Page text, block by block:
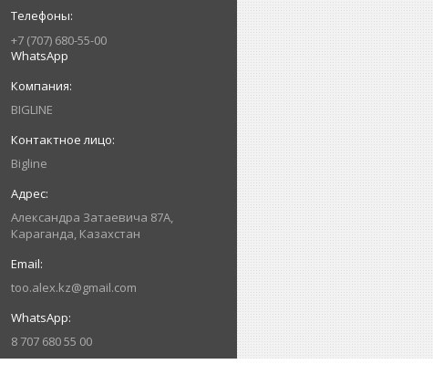
+7 (707) 680-55-00
WhatsApp
BIGLINE
Bigline
Александра Затаевича 87А,
Караганда, Казахстан
too.alex.kz@gmail.com
8 707 680 55 00